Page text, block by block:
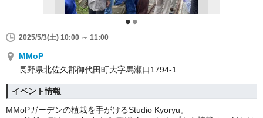
2025/5/3(土) 10:00 ～ 11:00
MMoP
長野県北佐久郡御代田町大字馬瀬口1794-1
イベント情報
MMoPガーデンの植栽を手がけるStudio Kyoryu。